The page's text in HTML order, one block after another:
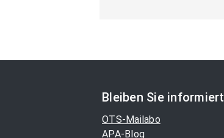
Bleiben Sie informiert
OTS-Mailabo
APA-Blog